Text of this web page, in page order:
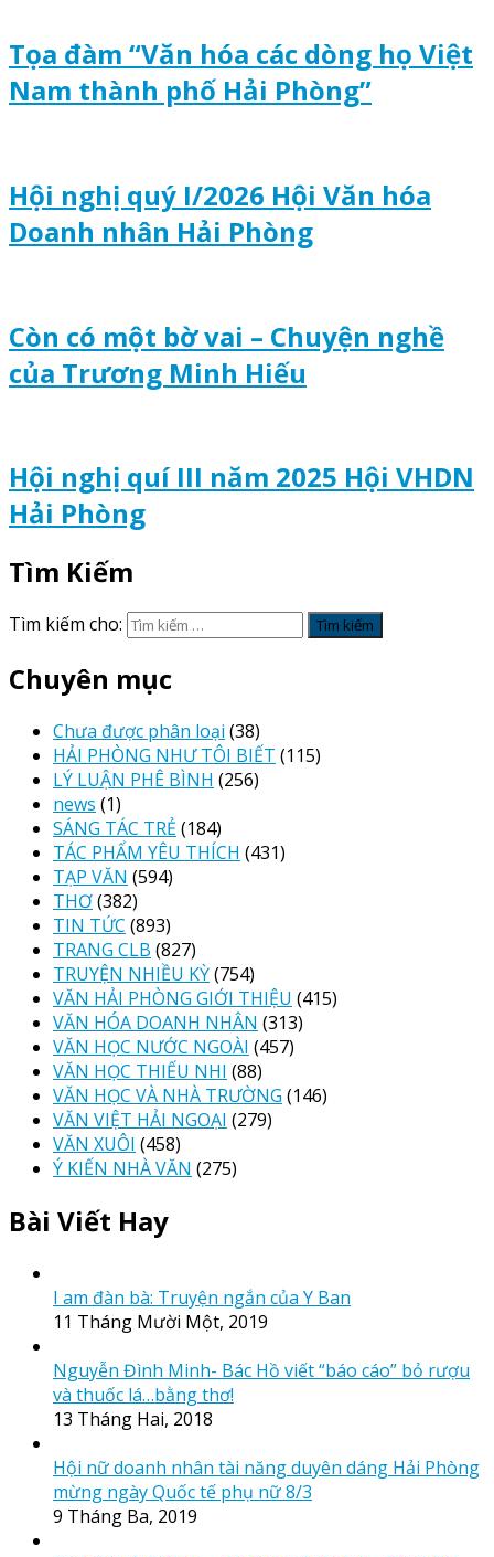
Tọa đàm “Văn hóa các dòng họ Việt
Nam thành phố Hải Phòng”
Hội nghị quý I/2026 Hội Văn hóa
Doanh nhân Hải Phòng
Còn có một bờ vai – Chuyện nghề
của Trương Minh Hiếu
Hội nghị quí III năm 2025 Hội VHDN
Hải Phòng
Tìm Kiếm
Tìm kiếm cho:
Chuyên mục
Chưa được phân loại (38)
HẢI PHÒNG NHƯ TÔI BIẾT (115)
LÝ LUẬN PHÊ BÌNH (256)
news (1)
SÁNG TÁC TRẺ (184)
TÁC PHẨM YÊU THÍCH (431)
TẠP VĂN (594)
THƠ(382)
TIN TỨC (893)
TRANG CLB (827)
TRUYỆN NHIỀU KỲ(754)
VĂN HẢI PHÒNG GIỚI THIỆU (415)
VĂN HÓA DOANH NHÂN (313)
VĂN HỌC NƯỚC NGOÀI (457)
VĂN HỌC THIẾU NHI (88)
VĂN HỌC VÀ NHÀ TRƯỜNG (146)
VĂN VIỆT HẢI NGOẠI (279)
VĂN XUÔI (458)
Ý KIẾN NHÀ VĂN (275)
Bài Viết Hay
I am đàn bà: Truyện ngắn của Y Ban
11 Tháng Mười Một, 2019
Nguyễn Đình Minh- Bác Hồ viết “báo cáo” bỏ rượu
và thuốc lá…bằng thơ!
13 Tháng Hai, 2018
Hội nữ doanh nhân tài năng duyên dáng Hải Phòng
mừng ngày Quốc tế phụ nữ 8/3
9 Tháng Ba, 2019